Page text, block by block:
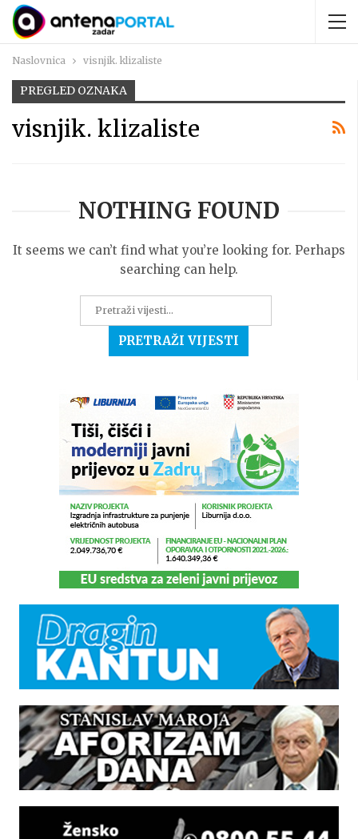
Naslovnica visnjik. klizaliste
PREGLED OZNAKA
visnjik. klizaliste
NOTHING FOUND
It seems we can’t find what you’re looking for. Perhaps
searching can help.